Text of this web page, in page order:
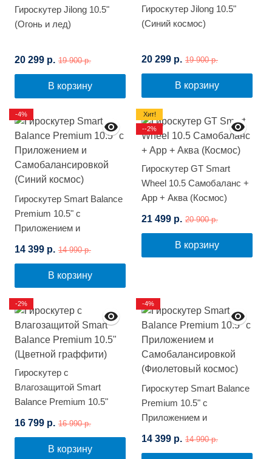
Гироскутер Jilong 10.5"
(Огонь и лед)
20 299 р. 19 900 р.
В корзину
Гироскутер Jilong 10.5"
(Синий космос)
20 299 р. 19 900 р.
В корзину
Гироскутер Smart Balance
Premium 10.5" с
Приложением и
(Синий космос)
14 399 р. 14 990 р.
В корзину
-4%
Гироскутер GT Smart
Wheel 10.5 Самобаланс +
App + Аква (Космос)
21 499 р. 20 900 р.
В корзину
Хит!
--2%
Гироскутер с
Влагозащитой Smart
Balance Premium 10.5"
16 799 р. 16 990 р.
В корзину
-2%
Гироскутер Smart Balance
Premium 10.5" с
Приложением и
(Фиолетовый космос)
14 399 р. 14 990 р.
-4%